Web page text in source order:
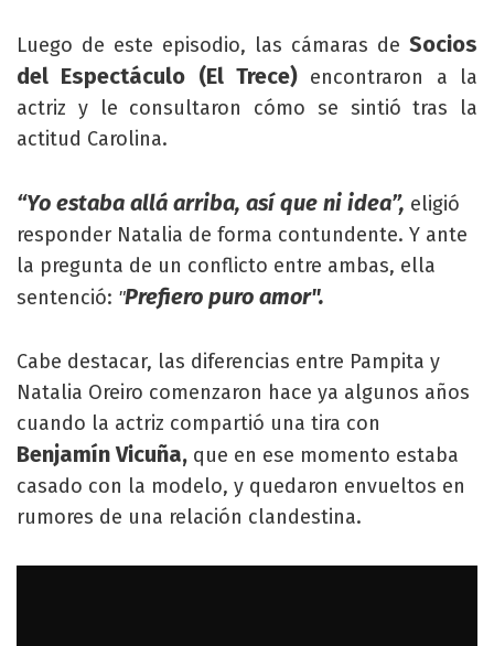
Luego de este episodio, las cámaras de Socios
del Espectáculo (El Trece) encontraron a la
actriz y le consultaron cómo se sintió tras la
actitud Carolina.
“Yo estaba allá arriba, así que ni idea”, eligió
responder Natalia de forma contundente. Y ante
la pregunta de un conflicto entre ambas, ella
sentenció: "Prefiero puro amor".
Cabe destacar, las diferencias entre Pampita y
Natalia Oreiro comenzaron hace ya algunos años
cuando la actriz compartió una tira con
Benjamín Vicuña, que en ese momento estaba
casado con la modelo, y quedaron envueltos en
rumores de una relación clandestina.